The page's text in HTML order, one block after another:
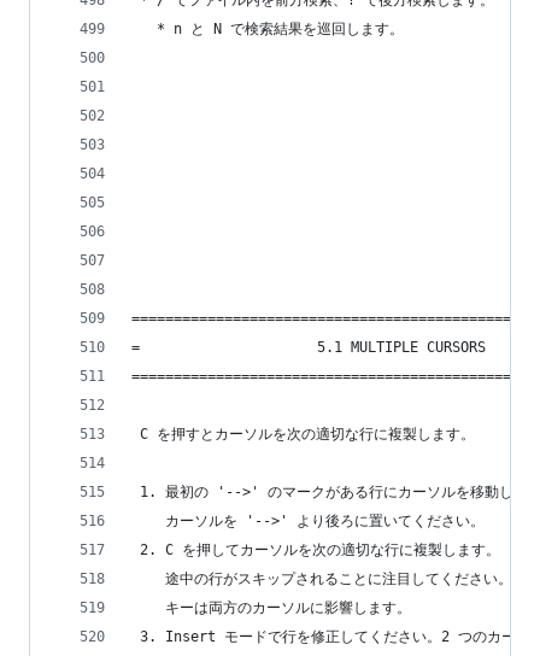
   * n と N で検索結果を巡回します。
=                     5.1 MULTIPLE CURSORS
C を押すとカーソルを次の適切な行に複製します。
1. 最初の '-->' のマークがある行にカーソルを移動して
    カーソルを '-->' より後ろに置いてください。
2. C を押してカーソルを次の適切な行に複製します。
途中の行がスキップされることに注目してください。入
    キーは両方のカーソルに影響します。
3. Insert モードで行を修正してください。2 つのカーソ